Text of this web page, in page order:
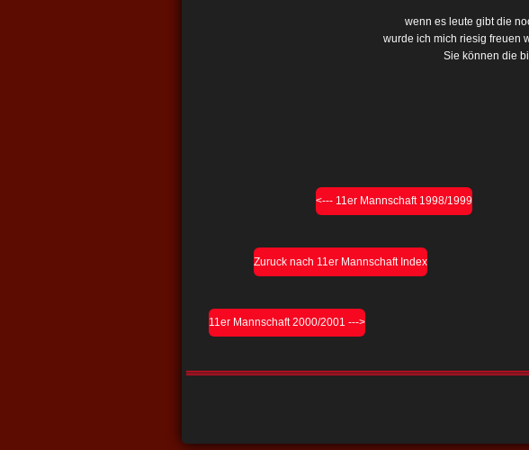
wenn es leute gibt die
wurde ich mich riesig freuen
Sie können die
<--- 11er Mannschaft 1998/1999
Zuruck nach 11er Mannschaft Index
11er Mannschaft 2000/2001 --->